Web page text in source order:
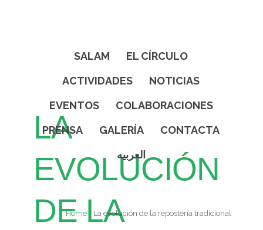
SALAM
EL CÍRCULO
ACTIVIDADES
NOTICIAS
EVENTOS
COLABORACIONES
PRENSA
GALERÍA
CONTACTA
العربيه
LA
EVOLUCIÓN
DE LA
Home La evolución de la repostería tradicional